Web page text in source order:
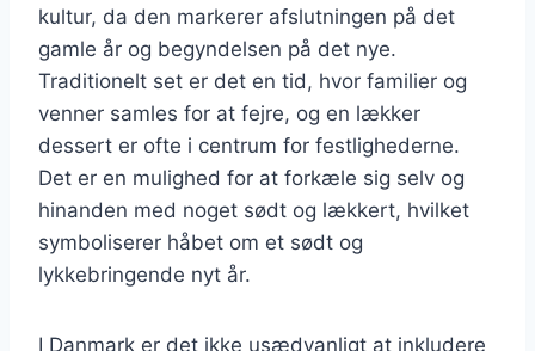
kultur, da den markerer afslutningen på det
gamle år og begyndelsen på det nye.
Traditionelt set er det en tid, hvor familier og
venner samles for at fejre, og en lækker
dessert er ofte i centrum for festlighederne.
Det er en mulighed for at forkæle sig selv og
hinanden med noget sødt og lækkert, hvilket
symboliserer håbet om et sødt og
lykkebringende nyt år.
I Danmark er det ikke usædvanligt at inkludere